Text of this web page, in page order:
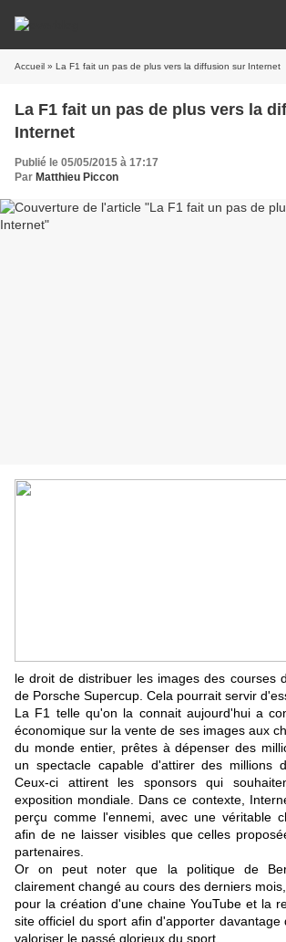
Accueil » La F1 fait un pas de plus vers la diffusion sur Internet
La F1 fait un pas de plus vers la
Internet
Publié le 05/05/2015 à 17:17
Par Matthieu Piccon
le droit de distribuer les images des courses
de Porsche Supercup. Cela pourrait servir
La F1 telle qu'on la connait aujourd'hui a
économique sur la vente de ses images aux
du monde entier, prêtes à dépenser des
un spectacle capable d'attirer des millions
Ceux-ci attirent les sponsors qui
exposition mondiale. Dans ce contexte,
perçu comme l'ennemi, avec une véritable
afin de ne laisser visibles que celles
partenaires.
Or on peut noter que la politique de
clairement changé au cours des derniers
pour la création d'une chaine YouTube et la
site officiel du sport afin d'apporter davantage
valoriser le passé glorieux du sport.